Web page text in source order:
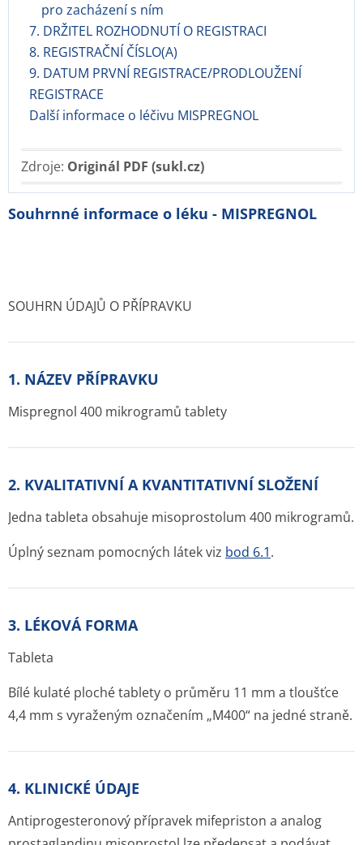
pro zacházení s ním
7. DRŽITEL ROZHODNUTÍ O REGISTRACI
8. REGISTRAČNÍ ČÍSLO(A)
9. DATUM PRVNÍ REGISTRACE/PRODLOUŽENÍ
REGISTRACE
Další informace o léčivu MISPREGNOL
Zdroje: Originál PDF (sukl.cz)
Souhrnné informace o léku - MISPREGNOL
SOUHRN ÚDAJŮ O PŘÍPRAVKU
1. NÁZEV PŘÍPRAVKU
Mispregnol 400 mikrogramů tablety
2. KVALITATIVNÍ A KVANTITATIVNÍ SLOŽENÍ
Jedna tableta obsahuje misoprostolum 400 mikrogramů.
Úplný seznam pomocných látek viz bod 6.1.
3. LÉKOVÁ FORMA
Tableta
Bílé kulaté ploché tablety o průměru 11 mm a tloušťce
4,4 mm s vyraženým označením „M400“ na jedné straně.
4. KLINICKÉ ÚDAJE
Antiprogesteronový přípravek mifepriston a analog